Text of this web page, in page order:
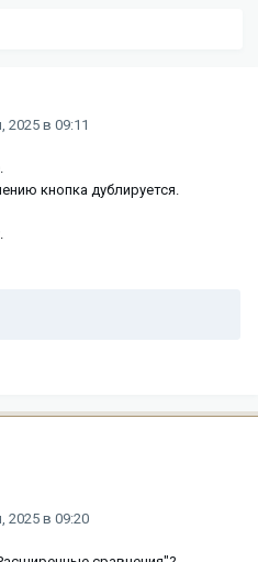
2025 в 09:11
кнопка дублируется.
2025 в 09:20